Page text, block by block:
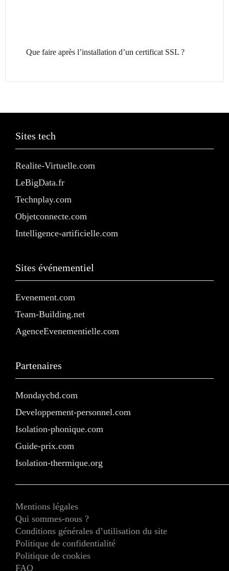
Que faire après l’installation d’un certificat SSL ?
Sites tech
Realite-Virtuelle.com
LeBigData.fr
Technplay.com
Objetconnecte.com
Intelligence-artificielle.com
Sites événementiel
Evenement.com
Team-Building.net
AgenceEvenementielle.com
Partenaires
Mondaycbd.com
Developpement-personnel.com
Isolation-phonique.com
Guide-prix.com
Isolation-thermique.org
Mentions légales
Qui sommes-nous ?
Conditions générales d’utilisation du site
Politique de confidentialité
Politique de cookies
FAQ